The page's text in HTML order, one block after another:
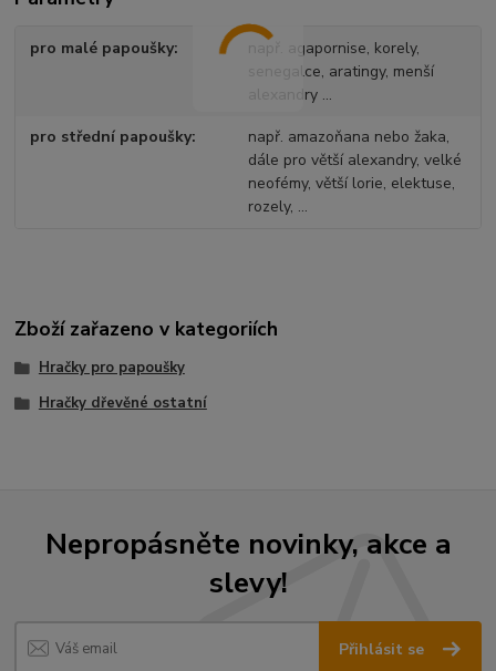
pro malé papoušky
např. agapornise, korely,
senegalce, aratingy, menší
alexandry ...
pro střední papoušky
např. amazoňana nebo žaka,
dále pro větší alexandry, velké
neofémy, větší lorie, elektuse,
rozely, ...
Zboží zařazeno v kategoriích
Hračky pro papoušky
Hračky dřevěné ostatní
Nepropásněte novinky, akce a
slevy!
Přihlásit se